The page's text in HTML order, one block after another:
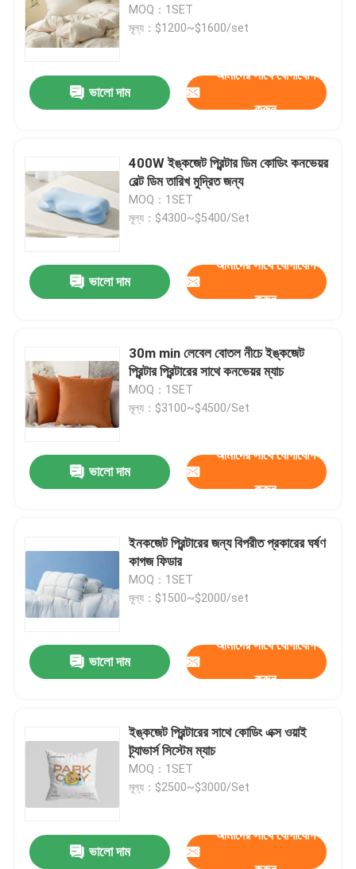
ভিডিও
MOQ：1SET
মূল্য：$1200~$1600/set
ভালো দাম
আমাদের সাথে যোগাযোগ
করুন
400W ইঙ্কজেট প্রিন্টার ডিম কোডিং কনভেয়র
বেল্ট ডিম তারিখ মুদ্রিত জন্য
MOQ：1SET
মূল্য：$4300~$5400/Set
ভালো দাম
আমাদের সাথে যোগাযোগ
করুন
30m min লেবেল বোতল নীচে ইঙ্কজেট
প্রিন্টার প্রিন্টারের সাথে কনভেয়র ম্যাচ
MOQ：1SET
মূল্য：$3100~$4500/Set
ভালো দাম
আমাদের সাথে যোগাযোগ
করুন
ইনকজেট প্রিন্টারের জন্য বিপরীত প্রকারের ঘর্ষণ
কাগজ ফিডার
MOQ：1SET
মূল্য：$1500~$2000/set
ভালো দাম
আমাদের সাথে যোগাযোগ
করুন
ইঙ্কজেট প্রিন্টারের সাথে কোডিং এক্স ওয়াই
ট্র্যাভার্স সিস্টেম ম্যাচ
MOQ：1SET
মূল্য：$2500~$3000/Set
ভালো দাম
আমাদের সাথে যোগাযোগ
ইঙ্কজেট প্রিন্টারের জন্য ইউজিএও পেজিং স্ট্যাকার ফিডার মেশিন লেজার মেশিন